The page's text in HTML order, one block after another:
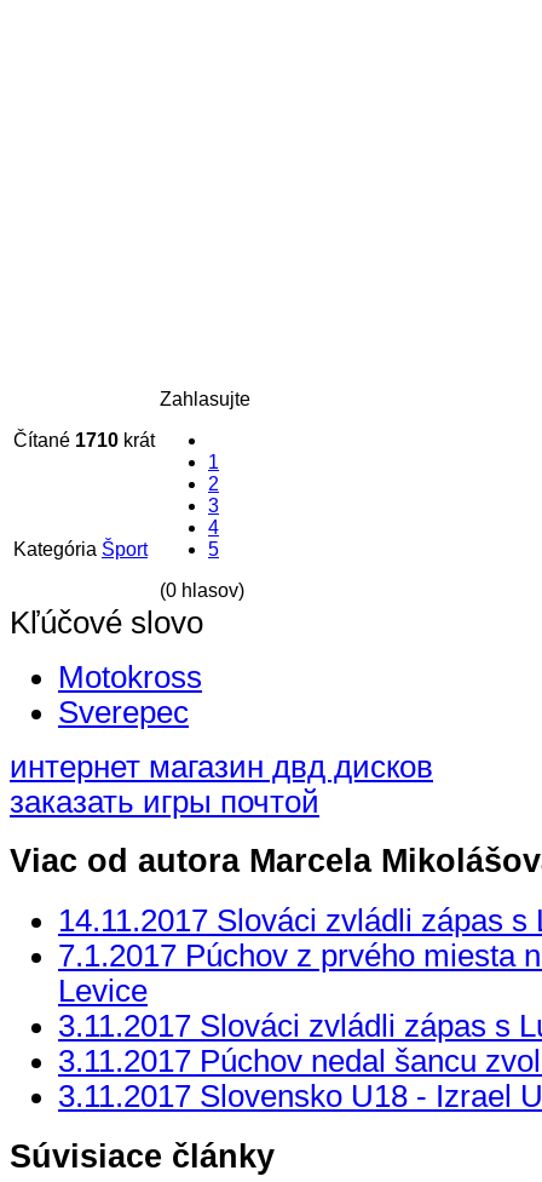
Čítané 1710 krát
Zahlasujte
1
2
3
4
5
(0 hlasov)
Kategória Šport
Kľúčové slovo
Motokross
Sverepec
интернет магазин двд дисков
заказать игры почтой
Viac od autora Marcela
14.11.2017 Slováci zvládli zápas s
7.1.2017 Púchov z prvého miesta
Levice
3.11.2017 Slováci zvládli zápas s
3.11.2017 Púchov nedal šancu
3.11.2017 Slovensko U18 - Izrael
Súvisiace články